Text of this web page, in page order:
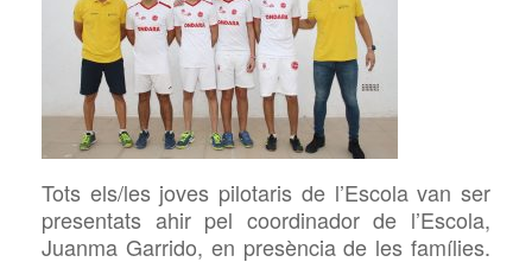
Tots els/les joves pilotaris de l’Escola van ser
presentats ahir pel coordinador de l’Escola,
Juanma Garrido, en presència de les famílies.